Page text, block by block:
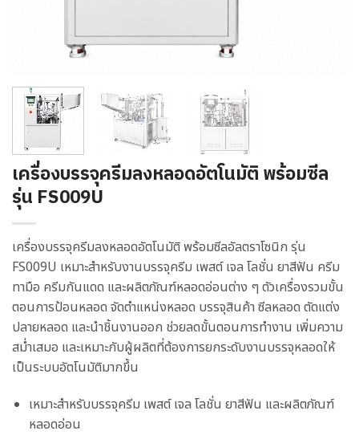
เครื่องบรรจุครีมลงหลอดอัตโนมัติ พร้อมซีล
รุ่น FS009U
เครื่องบรรจุครีมลงหลอดอัตโนมัติ พร้อมซีลอัลตราโซนิก รุ่น
FS009U เหมาะสำหรับงานบรรจุครีม เพสต์ เจล โลชั่น ยาสีฟัน ครีม
ทามือ ครีมกันแดด และผลิตภัณฑ์หลอดอ่อนต่าง ๆ ตัวเครื่องรวมขั้น
ตอนการป้อนหลอด จัดตำแหน่งหลอด บรรจุสินค้า ซีลหลอด ตัดแต่ง
ปลายหลอด และนำชิ้นงานออก ช่วยลดขั้นตอนการทำงาน เพิ่มความ
สม่ำเสมอ และเหมาะกับผู้ผลิตที่ต้องการยกระดับงานบรรจุหลอดให้
เป็นระบบอัตโนมัติมากขึ้น
เหมาะสำหรับบรรจุครีม เพสต์ เจล โลชั่น ยาสีฟัน และผลิตภัณฑ์
หลอดอ่อน